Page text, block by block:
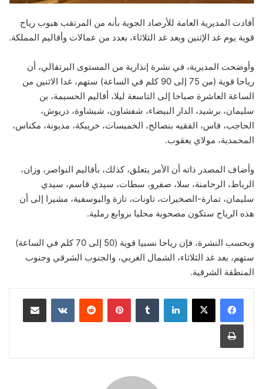
أفادت المديرية العامة للأرصاد الجوية بأنه من المرتقب هبوب رياح
قوية يوم غد الإثنين وبعد غد الثلاثاء، بعدد من عمالات وأقاليم المملكة.
وأوضحت المديرية، في نشرة إنذارية من المستوى البرتقالي، أن
رياحا قوية (من 75 إلى 90 كلم في الساعة) ستهم، غدا الاثنين من
الساعة العاشرة صباحا إلى التاسعة ليلا، أقاليم الحسيمة، بن
سليمان، برشيد، الدار البيضاء، شفشاون، شيشاوة، دريوش،
الحاجب، فاس، الفقيه بنصالح، الخميسات، خريبكة، مديونة، مكناس،
المحمدية، مولاي يعقوب.
وأضاف المصدر ذاته أن الأمر يتعلق، كذلك، بأقاليم النواصر، وزان،
الرباط، الرحامنة، سلا، صفرو، سطات، سيدي قاسم، سيدي
سليمان، تمارة-الصخيرات، تاونات، تازة واليوسفية، مشيرا إلى أن
هذه الرياح ستكون مصحوبة محليا بزوابع رملية.
وبحسب النشرة، فإن رياحا نسبيا قوية (50 إلى 70 كلم في الساعة)
ستهم، بعد غد الثلاثاء، الشمال الغربي، والجنوب الشرقي وجنوب
المنطقة الشرقية.
لينكدإن بينتيريست مشاركة عبر البريد
طباعة